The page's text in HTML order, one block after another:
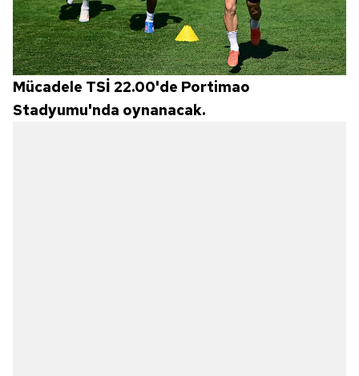
Mücadele TSİ 22.00'de Portimao
Stadyumu'nda oynanacak.